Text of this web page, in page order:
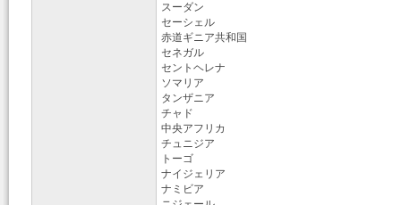
スーダン
セーシェル
赤道ギニア共和国
セネガル
セントヘレナ
ソマリア
タンザニア
チャド
中央アフリカ
チュニジア
トーゴ
ナイジェリア
ナミビア